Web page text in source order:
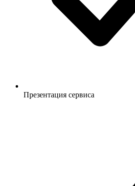
Презентация сервиса